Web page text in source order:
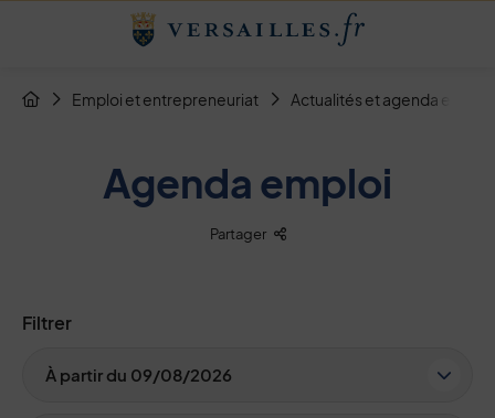
Menu de raccourcis
Retour à l'accueil
Fil d'Arianne de la page
Page d'accueil du site
Emploi et entrepreneuriat Actualités et agenda
Agenda emploi
Partager Liste des liens de partage
Filtrer
À partir du 09/08/2026